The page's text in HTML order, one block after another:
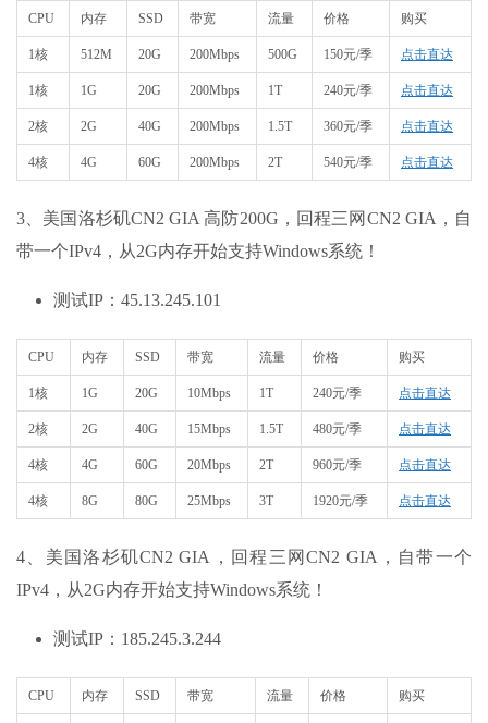
CPU 内存 SSD 带宽 流量 价格 购买
1核 512M 20G 200Mbps 500G 150元/季 点击直达
1核 1G 20G 200Mbps 1T 240元/季 点击直达
2核 2G 40G 200Mbps 1.5T 360元/季 点击直达
4核 4G 60G 200Mbps 2T 540元/季 点击直达
3、美国洛杉矶CN2 GIA 高防200G，回程三网CN2 GIA，自
带一个IPv4，从2G内存开始支持Windows系统！
测试IP：45.13.245.101
CPU 内存 SSD 带宽 流量 价格 购买
1核 1G 20G 10Mbps 1T 240元/季 点击直达
2核 2G 40G 15Mbps 1.5T 480元/季 点击直达
4核 4G 60G 20Mbps 2T 960元/季 点击直达
4核 8G 80G 25Mbps 3T 1920元/季 点击直达
4、美国洛杉矶CN2 GIA，回程三网CN2 GIA，自带一个
IPv4，从2G内存开始支持Windows系统！
测试IP：185.245.3.244
CPU 内存 SSD 带宽 流量 价格 购买